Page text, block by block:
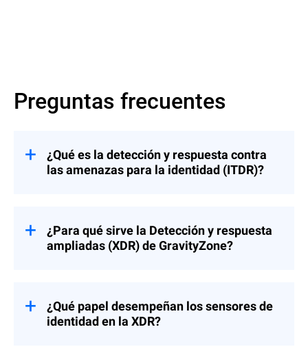
Preguntas frecuentes
¿Qué es la detección y respuesta contra
las amenazas para la identidad (ITDR)?
La detección y respuesta contra las
amenazas para la identidad (ITDR) es una
disciplina que incluye herramientas y
bloquear y detectar amenazas, confirmar la
posición del administrador, responder ante
¿Para qué sirve la Detección y respuesta
ampliadas (XDR) de GravityZone?
GravityZone XDR expone el alcance
completo de los ataques informáticos,
sigilosos o no, conectando las señales
¿Qué papel desempeñan los sensores de
identidad en la XDR?